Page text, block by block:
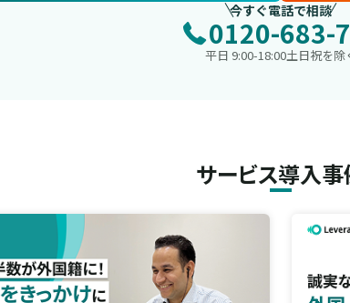
今すぐ電話で相談
0120-683-
平日 9:00-18:00土日祝を除
サービス導入事